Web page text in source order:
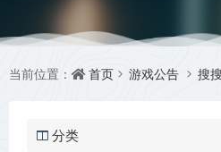
家都能找到自己喜欢的神
当前位置： 首页 游戏公告 搜
分类